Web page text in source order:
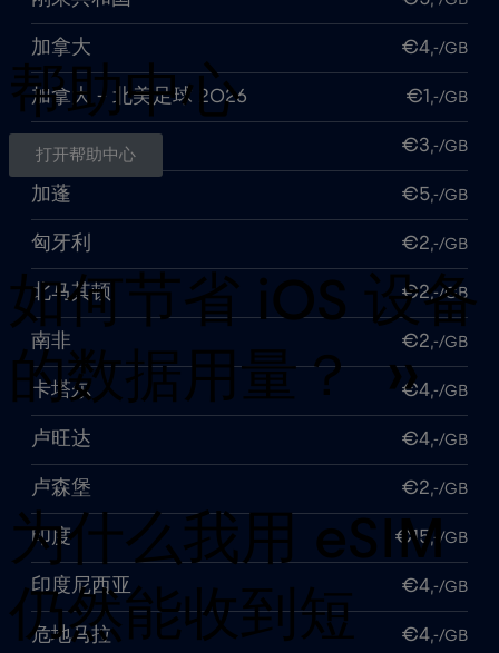
加拿大 €4,-/GB
加拿大 - 北美足球 2026 €1 ,-/GB
加纳 €3,-/GB
加蓬 €5,-/GB
匈牙利 €2,-/GB
北马其顿 €2,-/GB
南非 €2,-/GB
卡塔尔 €4,-/GB
卢旺达 €4,-/GB
卢森堡 €2,-/GB
印度 €15,-/GB
印度尼西亚 €4,-/GB
危地马拉 €4,-/GB
帮助中心
打开帮助中心
如何节省 iOS 设备
的数据用量？ ››
为什么我用 eSIM
仍然能收到短